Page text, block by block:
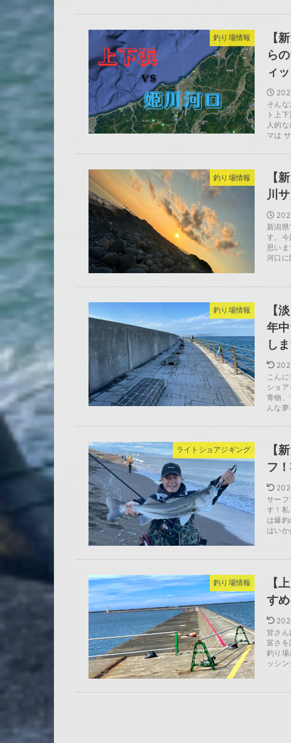
釣り場情報
【
ら
ィ
そんな
ト上
人的
マは
釣り場情報
【
川
新潟
す。今
思い
河口に
釣り場情報
【
年
し
こん
ショ
青物、
んな夢
ライトショアジギング
【
フ
サーフ
す！私
は爆釣
はいか
釣り場情報
【
す
皆さん
富さを
釣り場
ッシ